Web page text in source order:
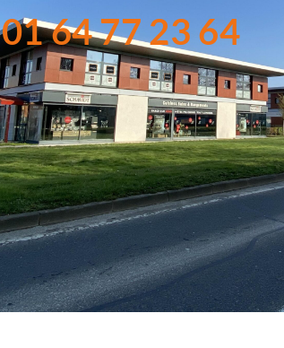
01 64 77 23 64